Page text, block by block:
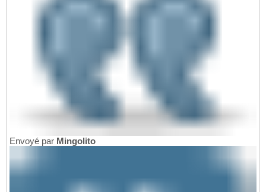
Envoyé par Mingolito